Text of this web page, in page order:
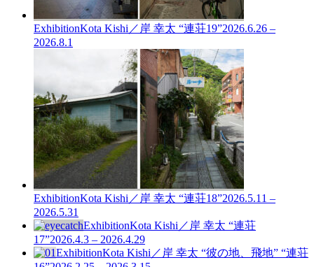
ExhibitionKota Kishi／岸 幸太 “連荘19”2026.6.26 –
2026.8.1
ExhibitionKota Kishi／岸 幸太 “連荘18”2026.5.11 –
2026.5.31
ExhibitionKota Kishi／岸 幸太 “連荘
17”2026.4.3 – 2026.4.29
ExhibitionKota Kishi／岸 幸太 “彼の地、飛地” “連荘